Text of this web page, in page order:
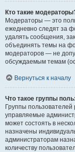
Кто такие
Модераторы — это
ежедневно следят за
удалять сообщения,
объединять темы на
модераторов — не
обсуждаемым темам
Вернуться к началу
Что такое группы
Группы
управляемые
может состоять в
назначены
администраторам
количеству